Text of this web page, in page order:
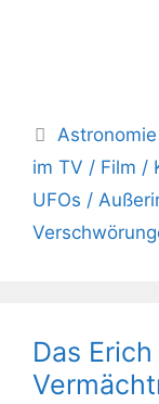
Kategorien
im TV / Film /
UFOs /
Das